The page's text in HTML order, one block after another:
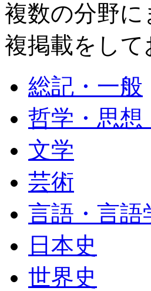
複数の分野
複掲載をして
総記・一般
哲学・思想
文学
芸術
言語・言語
日本史
世界史